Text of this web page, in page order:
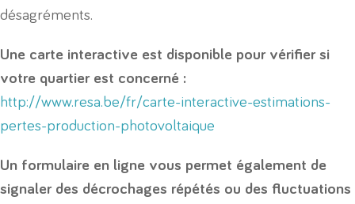
désagréments.
Une carte interactive est disponible pour vérifier si
votre quartier est concerné :
http://www.resa.be/fr/carte-interactive-estimations-
pertes-production-photovoltaique
Un formulaire en ligne vous permet également de
signaler des décrochages répétés ou des fluctuations